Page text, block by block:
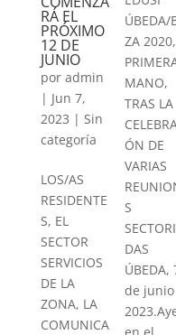
RÁ EL
PRÓXIMO
12 DE
JUNIO
por admin
| Jun 7,
2023 | Sin
categoría
LOS/AS
RESIDENTE
S, EL
SECTOR
SERVICIOS
DE LA
ZONA, LA
COMUNICA
ÚBEDA/
ZA
MANO,
TRAS LA
ÓN DE
VARIAS
S
DAS
ÚBEDA,
de junio